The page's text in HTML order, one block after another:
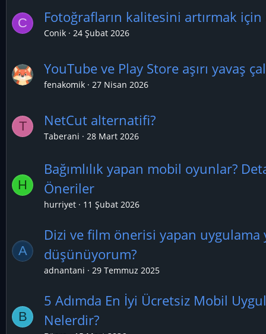
C Fotoğrafların kalitesini artırmak
Conik 24 Şubat 2026
YouTube ve Play Store aşırı yavaş
fenakomik 27 Nisan 2026
T NetCut alternatifi?
Taberani 28 Mart 2026
H
Bağımlılık yapan mobil oyunlar?
Öneriler
hurriyet 11 Şubat 2026
A
Dizi ve film önerisi yapan uygulama
düşünüyorum?
adnantani 29 Temmuz 2025
B
5 Adımda En İyi Ücretsiz Mobil
Nelerdir?